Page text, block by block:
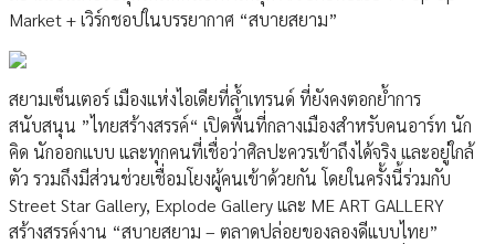
Market + เวิร์กชอปในบรรยากาศ “สบายสยาม”
สยามเซ็นเตอร์ เมืองแห่งไอเดียที่ล้ำเทรนด์ ที่ยังคงตอกย้ำการ
สนับสนุน ”ไทยสร้างสรรค์“ เปิดพื้นที่กลางเมืองสำหรับคนอาร์ท นัก
คิด นักออกแบบ และทุกคนที่เชื่อว่าศิลปะควรเข้าถึงได้จริง และอยู่ใกล้
ตัว รวมถึงมีส่วนช่วยเชื่อมโยงผู้คนเข้าด้วยกัน โดยในครั้งนี้ร่วมกับ
Street Star Gallery, Explode Gallery และ ME ART GALLERY
สร้างสรรค์งาน “สบายสยาม – ตลาดปล่อยของลองดีแบบไทย”